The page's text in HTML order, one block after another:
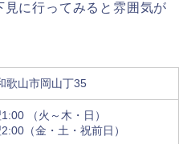
見に行ってみると雰囲気が
歌山市岡山丁35
（火～木・日）
（金・土・祝前日）